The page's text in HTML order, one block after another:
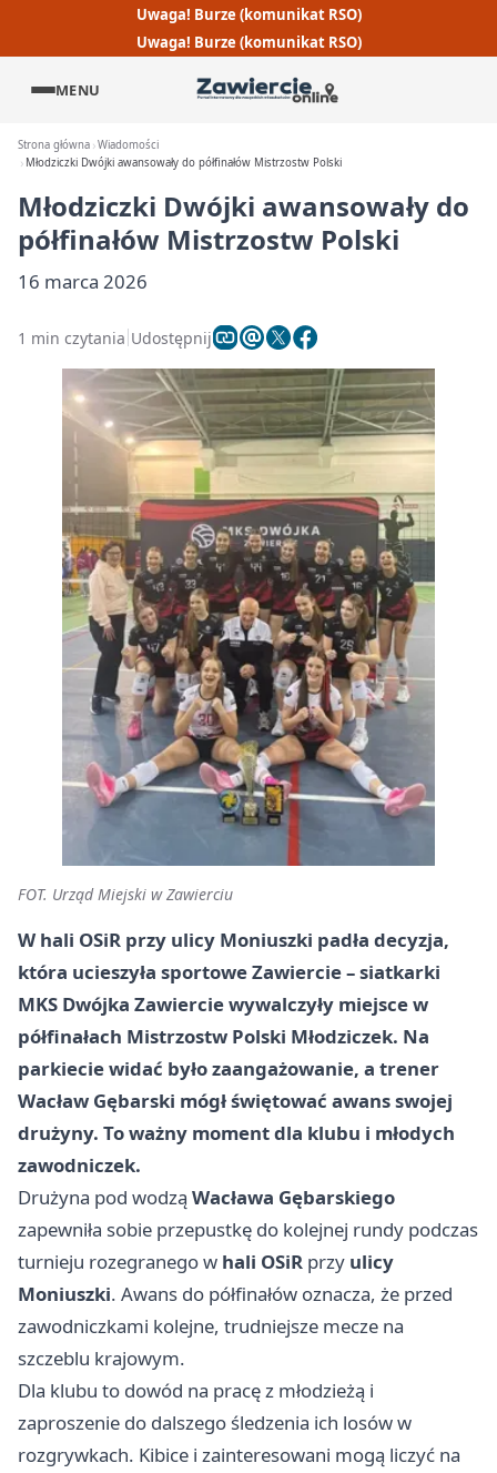
Uwaga! Burze (komunikat RSO)
Uwaga! Burze (komunikat RSO)
MENU
Strona główna Wiadomości
Młodziczki Dwójki awansowały do półfinałów Mistrzostw Polski
Młodziczki Dwójki awansowały do
półfinałów Mistrzostw Polski
16 marca 2026
1 min czytania Udostępnij
FOT. Urząd Miejski w Zawierciu
W hali OSiR przy ulicy Moniuszki padła decyzja,
która ucieszyła sportowe Zawiercie – siatkarki
MKS Dwójka Zawierciewywalczyły miejsce w
półfinałach Mistrzostw Polski Młodziczek. Na
parkiecie widać było zaangażowanie, a trener
Wacław Gębarski mógł świętować awans swojej
drużyny. To ważny moment dla klubu i młodych
zawodniczek.
Drużyna pod wodzą Wacława Gębarskiego
zapewniła sobie przepustkę do kolejnej rundy podczas
turnieju rozegranego w hali OSiR przy ulicy
Moniuszki. Awans do półfinałów oznacza, że przed
zawodniczkami kolejne, trudniejsze mecze na
szczeblu krajowym.
Dla klubu to dowód na pracę z młodzieżą i
zaproszenie do dalszego śledzenia ich losów w
rozgrywkach. Kibice i zainteresowani mogą liczyć na